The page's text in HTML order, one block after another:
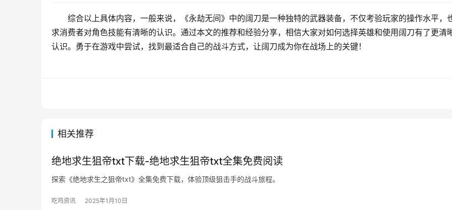
综合以上具体内容，一般来说，《永劫无间》中的阔刀是一种独特的武器装备，不仅考验玩家的操作水平，
求消费者对角色技能有清晰的认识。通过本文的推荐和经验分享，相信大家对如何选择英雄和使用阔刀有了更清
认识。勇于在游戏中尝试，找到最适合自己的战斗方式，让阔刀成为你在战场上的关键！
相关推荐
绝地求生狙帝txt下载-绝地求生狙帝txt全集免费阅读
探索《绝地求生之狙帝txt》全集免费下载，体验顶级狙击手的战斗旅程。
吃鸡资讯 2025年1月10日